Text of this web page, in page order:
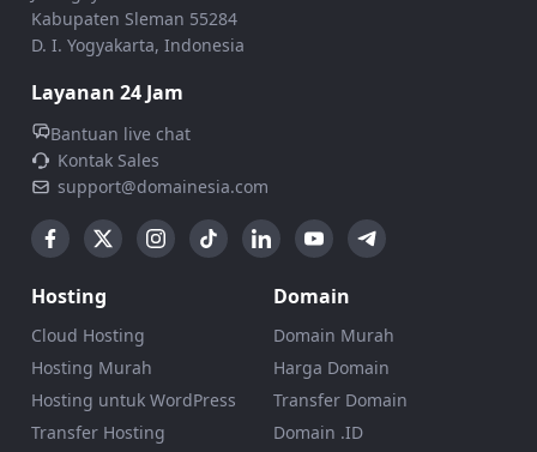
Kabupaten Sleman 55284
D. I. Yogyakarta, Indonesia
Layanan 24 Jam
Bantuan live chat
Kontak Sales
support@domainesia.com
Hosting
Cloud Hosting
Hosting Murah
Hosting untuk WordPress
Transfer Hosting
Domain
Domain Murah
Harga Domain
Transfer Domain
Domain .ID